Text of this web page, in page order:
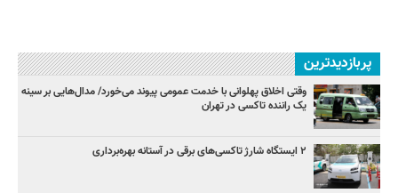
پربازدیدترین
وقتی اخلاق پهلوانی با خدمت عمومی پیوند می‌خورد/ مدال‌هایی بر سینه
یک راننده تاکسی در تهران
۲ ایستگاه شارژ تاکسی‌های برقی در آستانه بهره‌برداری